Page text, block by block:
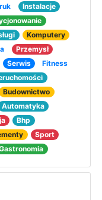
Instalacje
Komputery
Przemysł
Serwis
Fitness
Budownictwo
Automatyka
Bhp
Sport